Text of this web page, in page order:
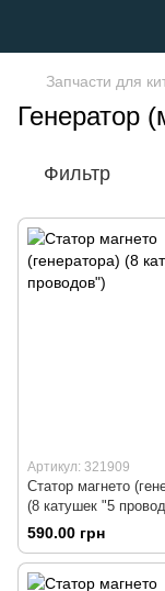
Запчасти для
Генератор
Фильтр
Артикул: 321909
Статор магнето
(8 катушек "5
590.00 грн